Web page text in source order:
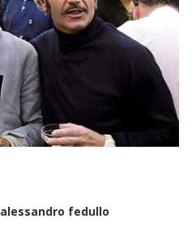
alessandro fedullo